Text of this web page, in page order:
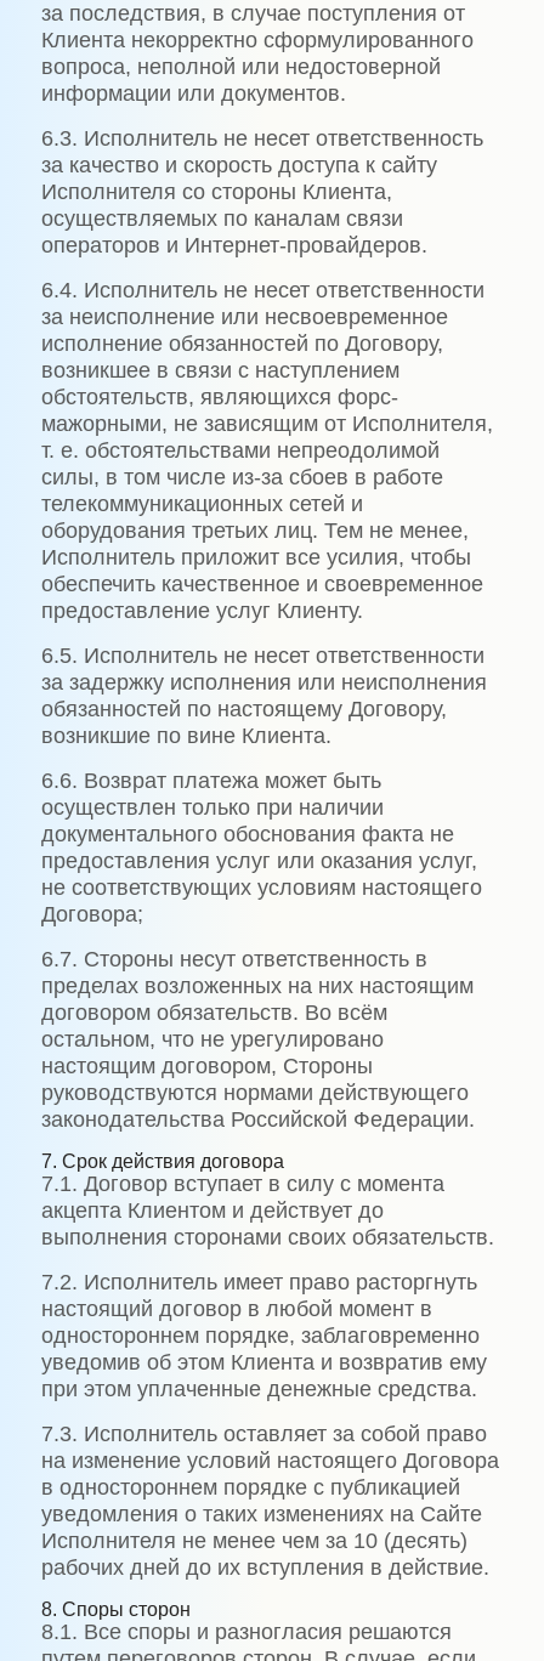
за последствия, в случае поступления от
Клиента некорректно сформулированного
вопроса, неполной или недостоверной
информации или документов.
6.3. Исполнитель не несет ответственность
за качество и скорость доступа к сайту
Исполнителя со стороны Клиента,
осуществляемых по каналам связи
операторов и Интернет-провайдеров.
6.4. Исполнитель не несет ответственности
за неисполнение или несвоевременное
исполнение обязанностей по Договору,
возникшее в связи с наступлением
обстоятельств, являющихся форс-
мажорными, не зависящим от Исполнителя,
т. е. обстоятельствами непреодолимой
силы, в том числе из-за сбоев в работе
телекоммуникационных сетей и
оборудования третьих лиц. Тем не менее,
Исполнитель приложит все усилия, чтобы
обеспечить качественное и своевременное
предоставление услуг Клиенту.
6.5. Исполнитель не несет ответственности
за задержку исполнения или неисполнения
обязанностей по настоящему Договору,
возникшие по вине Клиента.
6.6. Возврат платежа может быть
осуществлен только при наличии
документального обоснования факта не
предоставления услуг или оказания услуг,
не соответствующих условиям настоящего
Договора;
6.7. Стороны несут ответственность в
пределах возложенных на них настоящим
договором обязательств. Во всём
остальном, что не урегулировано
настоящим договором, Стороны
руководствуются нормами действующего
законодательства Российской Федерации.
7. Срок действия договора
7.1. Договор вступает в силу с момента
акцепта Клиентом и действует до
выполнения сторонами своих обязательств.
7.2. Исполнитель имеет право расторгнуть
настоящий договор в любой момент в
одностороннем порядке, заблаговременно
уведомив об этом Клиента и возвратив ему
при этом уплаченные денежные средства.
7.3. Исполнитель оставляет за собой право
на изменение условий настоящего Договора
в одностороннем порядке с публикацией
уведомления о таких изменениях на Сайте
Исполнителя не менее чем за 10 (десять)
рабочих дней до их вступления в действие.
8. Споры сторон
8.1. Все споры и разногласия решаются